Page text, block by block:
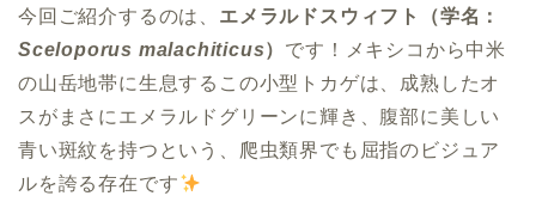
今回ご紹介するのは、 エメラルドスウィフト（学名：
Sceloporus malachiticus） です！メキシコから中米
の山岳地帯に生息するこの小型トカゲは、成熟したオ
スがまさにエメラルドグリーンに輝き、腹部に美しい
青い斑紋を持つという、爬虫類界でも屈指のビジュア
ルを誇る存在です